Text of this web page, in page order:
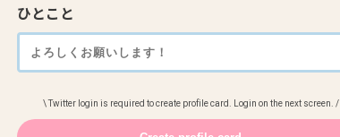
ひとこと
\ Twitter login is required to create profile card. Login on the next screen. /